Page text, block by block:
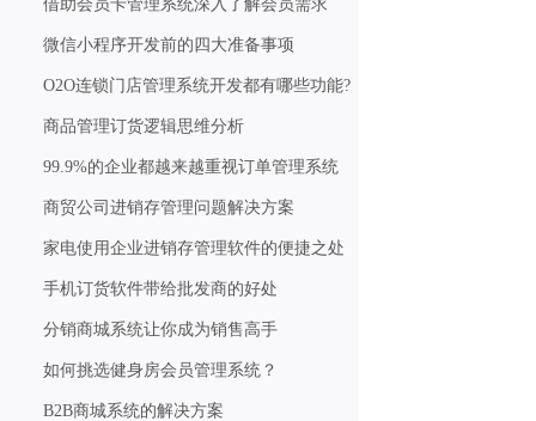
借助会员卡管理系统深入了解会员需求
微信小程序开发前的四大准备事项
O2O连锁门店管理系统开发都有哪些功能?
商品管理订货逻辑思维分析
99.9%的企业都越来越重视订单管理系统
商贸公司进销存管理问题解决方案
家电使用企业进销存管理软件的便捷之处
手机订货软件带给批发商的好处
分销商城系统让你成为销售高手
如何挑选健身房会员管理系统？
B2B商城系统的解决方案